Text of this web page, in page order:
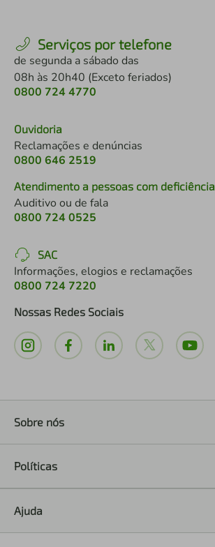
Serviços por telefone
de segunda a sábado das
08h às 20h40 (Exceto feriados)
0800 724 4770
Ouvidoria
Reclamações e denúncias
0800 646 2519
Atendimento a pessoas com deficiência
Auditivo ou de fala
0800 724 0525
SAC
Informações, elogios e reclamações
0800 724 7220
Nossas Redes Sociais
Sobre nós
Políticas
Ajuda